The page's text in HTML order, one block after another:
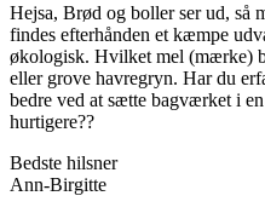
Hejsa, Brød og boller ser ud, så
findes efterhånden et kæmpe
økologisk. Hvilket mel (mærke)
eller grove havregryn. Har du
bedre ved at sætte bagværket i
hurtigere??
Bedste hilsner
Ann-Birgitte